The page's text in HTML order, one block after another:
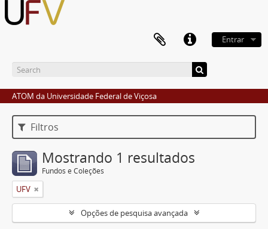
Entrar
ATOM da Universidade Federal de Viçosa
Filtros
Mostrando 1 resultados
Fundos e Coleções
UFV
Opções de pesquisa avançada